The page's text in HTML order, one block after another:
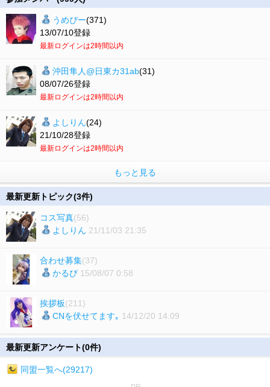
うめぴー(371)
13/07/10登録
最新ログインは2時間以内
沖田隼人@日東カ31ab(31)
08/07/26登録
最新ログインは2時間以内
よしりん(24)
21/10/28登録
最新ログインは2時間以内
もっと見る
最新更新トピック(3件)
コス写真(56)
よしりん 21/11/03 21:35
合わせ募集(37)
かるび 15/08/07 0:58
挨拶板(211)
CNを伏せてます｡ 14/12/20 14:09
最新更新アンケート(0件)
同盟一覧へ(29217)